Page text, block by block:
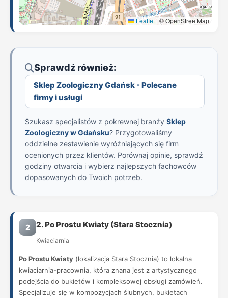
Leaflet|© OpenStreetMap
Sprawdź również:
Sklep Zoologiczny Gdańsk - Polecane
firmy i usługi
Szukasz specjalistów z pokrewnej branży Sklep
Zoologiczny w Gdańsku? Przygotowaliśmy
oddzielne zestawienie wyróżniających się firm
ocenionych przez klientów. Porównaj opinie, sprawdź
godziny otwarcia i wybierz najlepszych fachowców
dopasowanych do Twoich potrzeb.
2 2. Po Prostu Kwiaty (Stara Stocznia)
Kwiaciarnia
Po Prostu Kwiaty (lokalizacja Stara Stocznia) to lokalna
kwiaciarnia-pracownia, która znana jest z artystycznego
podejścia do bukietów i kompleksowej obsługi zamówień.
Specjalizuje się w kompozycjach ślubnych, bukietach